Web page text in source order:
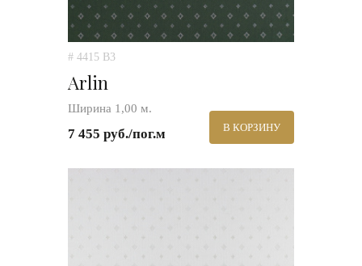
# 4415 B3
Arlin
Ширина 1,00 м.
7 455 руб./пог.м В КОРЗИНУ